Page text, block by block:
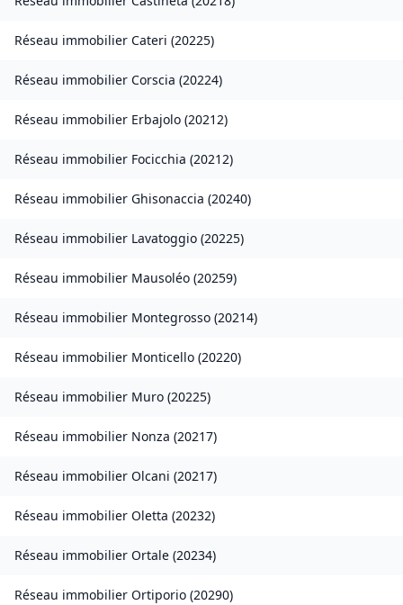
Réseau immobilier Cateri (20225)
Réseau immobilier Corscia (20224)
Réseau immobilier Erbajolo (20212)
Réseau immobilier Focicchia (20212)
Réseau immobilier Ghisonaccia (20240)
Réseau immobilier Lavatoggio (20225)
Réseau immobilier Mausoléo (20259)
Réseau immobilier Montegrosso (20214)
Réseau immobilier Monticello (20220)
Réseau immobilier Muro (20225)
Réseau immobilier Nonza (20217)
Réseau immobilier Olcani (20217)
Réseau immobilier Oletta (20232)
Réseau immobilier Ortale (20234)
Réseau immobilier Ortiporio (20290)